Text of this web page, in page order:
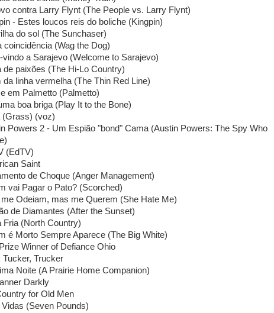
contra Larry Flynt (The People vs. Larry Flynt)
- Estes loucos reis do boliche (Kingpin)
do sol (The Sunchaser)
coincidência (Wag the Dog)
vindo a Sarajevo (Welcome to Sarajevo)
de paixões (The Hi-Lo Country)
da linha vermelha (The Thin Red Line)
em Palmetto (Palmetto)
boa briga (Play It to the Bone)
(Grass) (voz)
Powers 2 - Um Espião "bond" Cama (Austin Powers: The Spy Who
(EdTV)
Saint
de Choque (Anger Management)
vai Pagar o Pato? (Scorched)
Odeiam, mas me Querem (She Hate Me)
de Diamantes (After the Sunset)
Fria (North Country)
é Morto Sempre Aparece (The Big White)
Winner of Defiance Ohio
Tucker, Trucker
Noite (A Prairie Home Companion)
Darkly
for Old Men
Vidas (Seven Pounds)